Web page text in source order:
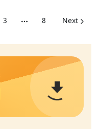
3 More pages
8 Next